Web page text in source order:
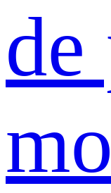
de